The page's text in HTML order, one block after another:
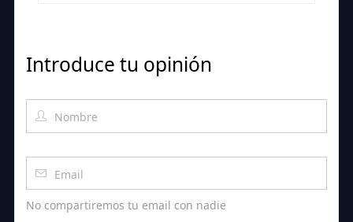
Introduce tu opinión
No compartiremos tu email con nadie